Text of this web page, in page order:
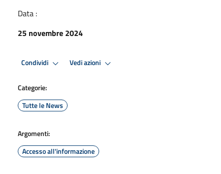
Data :
25 novembre 2024
Condividi Vedi azioni
Categorie:
Tutte le News
Argomenti:
Accesso all'informazione